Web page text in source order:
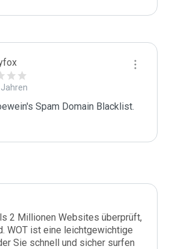
Spam Domain Blacklist.
2 Millionen Websites überprüft,
WOT ist eine leichtgewichtige
Sie schnell und sicher surfen